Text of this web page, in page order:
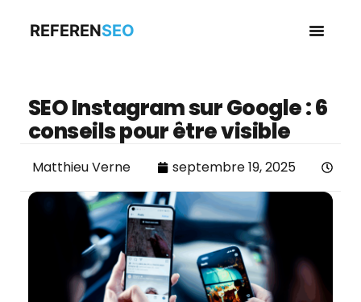
REFERENSEO
SEO Instagram sur Google : 6
conseils pour être visible
Matthieu Verne septembre 19, 2025